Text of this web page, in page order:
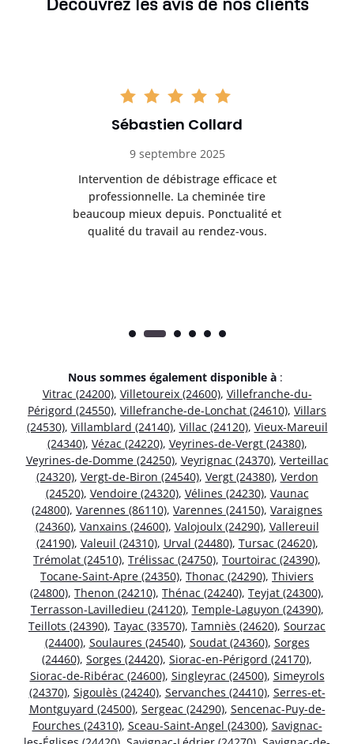
Sébastien Collard
9 septembre 2025
Intervention de débistrage efficace et
professionnelle. La cheminée tire
beaucoup mieux depuis. Ponctualité et
qualité du travail au rendez-vous.
Nous sommes également disponible à :
Vitrac (24200), Villetoureix (24600), Villefranche-du-
Périgord (24550), Villefranche-de-Lonchat (24610), Villars
(24530), Villamblard (24140), Villac (24120), Vieux-Mareuil
(24340), Vézac (24220), Veyrines-de-Vergt (24380),
Veyrines-de-Domme (24250), Veyrignac (24370), Verteillac
(24320), Vergt-de-Biron (24540), Vergt (24380), Verdon
(24520), Vendoire (24320), Vélines (24230), Vaunac
(24800), Varennes (86110), Varennes (24150), Varaignes
(24360), Vanxains (24600), Valojoulx (24290), Vallereuil
(24190), Valeuil (24310), Urval (24480), Tursac (24620),
Trémolat (24510), Trélissac (24750), Tourtoirac (24390),
Tocane-Saint-Apre (24350), Thonac (24290), Thiviers
(24800), Thenon (24210), Thénac (24240), Teyjat (24300),
Terrasson-Lavilledieu (24120), Temple-Laguyon (24390),
Teillots (24390), Tayac (33570), Tamniès (24620), Sourzac
(24400), Soulaures (24540), Soudat (24360), Sorges
(24460), Sorges (24420), Siorac-en-Périgord (24170),
Siorac-de-Ribérac (24600), Singleyrac (24500), Simeyrols
(24370), Sigoulès (24240), Servanches (24410), Serres-et-
Montguyard (24500), Sergeac (24290), Sencenac-Puy-de-
Fourches (24310), Sceau-Saint-Angel (24300), Savignac-